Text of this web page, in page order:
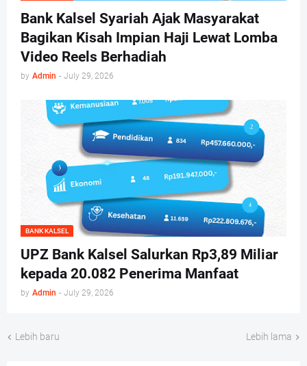
Bank Kalsel Syariah Ajak Masyarakat
Bagikan Kisah Impian Haji Lewat Lomba
Video Reels Berhadiah
by Admin - July 29, 2026
BANK KALSEL
UPZ Bank Kalsel Salurkan Rp3,89 Miliar
kepada 20.082 Penerima Manfaat
by Admin - July 29, 2026
Lebih baru Lebih lama